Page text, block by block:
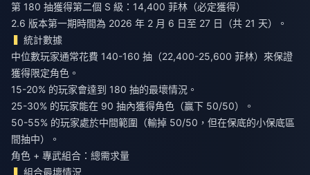
第 180 抽獲得第二個 S 級：14,400 菲林（必定獲得）
2.6 版本第一期時間為 2026 年 2 月 6 日至 27 日（共 21 天）。
統計數據
中位數玩家通常花費 140-160 抽（22,400-25,600 菲林）來保證
獲得限定角色。
15-20% 的玩家會達到 180 抽的最壞情況。
25-30% 的玩家能在 90 抽內獲得角色（贏下 50/50）。
50-55% 的玩家處於中間範圍（輸掉 50/50，但在保底的小保底區
間抽中）。
角色 + 專武組合：總需求量
組合最壞情況